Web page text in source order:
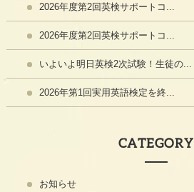
2026年度第2回英検サポートコ...
2026年度第2回英検サポートコ...
いよいよ明日英検2次試験！生徒の...
2026年第1回実用英語検定を終...
CATEGORY
お知らせ